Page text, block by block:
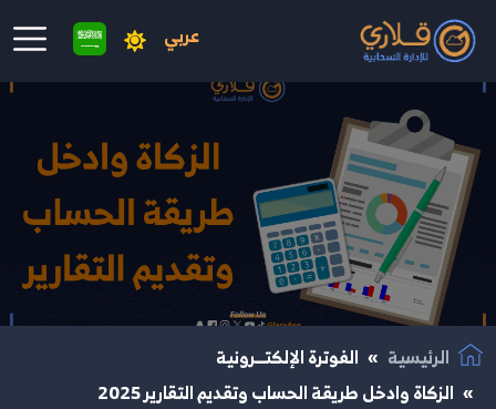
عربي
انتقال إلى المحتوى الرئيسي
الرئيسية
الفوترة الإلكتــرونية
الزكاة وادخل طريقة الحساب وتقديم التقارير 2025